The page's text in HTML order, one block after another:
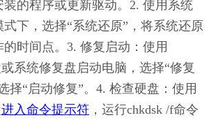
装的程序或更新驱动。2. 使用系统
下，选择“系统还原”，将系统还原
时间点。3. 修复启动：使用
系统修复盘启动电脑，选择“修复
择“启动修复”。4. 检查硬盘：使用
进入命令提示符，运行chkdsk /f命令